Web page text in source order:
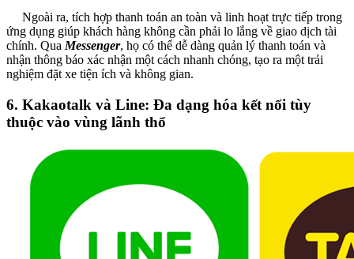
Ngoài ra, tích hợp thanh toán an toàn và linh hoạt trực tiếp trong
ứng dụng giúp khách hàng không cần phải lo lắng về giao dịch tài
chính. Qua Messenger, họ có thể dễ dàng quản lý thanh toán và
nhận thông báo xác nhận một cách nhanh chóng, tạo ra một trải
nghiệm đặt xe tiện ích và không gian.
6. Kakaotalk và Line: Đa dạng hóa kết nối tùy
thuộc vào vùng lãnh thổ